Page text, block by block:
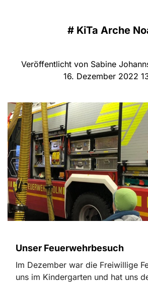
# KiTa Arche
Veröffentlicht von Sabine
16. Dezember 2022
Unser Feuerwehrbesuch
Im Dezember war die Freiwillige
uns im Kindergarten und hat uns